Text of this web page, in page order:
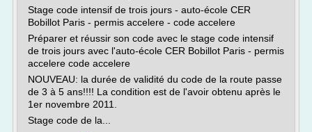
Stage code intensif de trois jours - auto-école CER
Bobillot Paris - permis accelere - code accelere
Préparer et réussir son code avec le stage code intensif
de trois jours avec l'auto-école CER Bobillot Paris - permis
accelere code accelere
NOUVEAU: la durée de validité du code de la route passe
de 3 à 5 ans!!!! La condition est de l'avoir obtenu après le
1er novembre 2011.
Stage code de la...